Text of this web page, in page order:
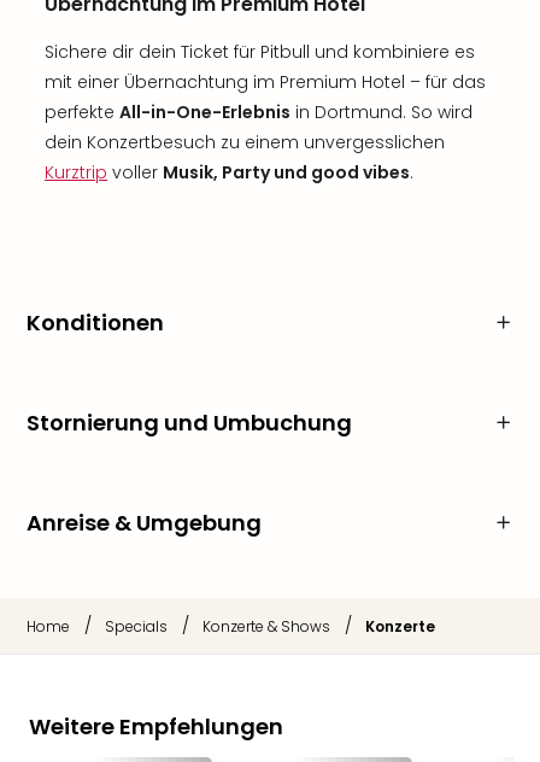
Sichere dir dein Ticket für Pitbull und kombiniere es
mit einer Übernachtung im Premium Hotel – für das
perfekte All-in-One-Erlebnis in Dortmund. So wird
dein Konzertbesuch zu einem unvergesslichen
Kurztrip voller Musik, Party und good vibes.
Konditionen
Stornierung und Umbuchung
Anreise & Umgebung
Home / Specials / Konzerte & Shows / Konzerte
Weitere Empfehlungen